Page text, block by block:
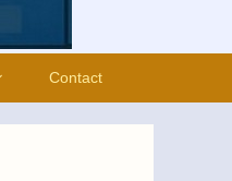
Contact